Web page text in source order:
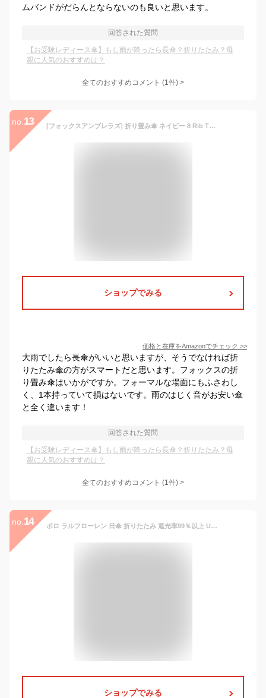
ムバンドがだらんとならないのも良いと思います。
回答された質問
【お受験レディース傘】もし雨が降ったら長傘？折りたたみ？母
親に人気のおすすめは？
全てのおすすめコメント (1件) >
no. 13 [フォックスアンブレラズ] 折り畳み傘 ネイビー 8 Rib TELESCOPIC アンブレラ TEL11 FX-138 [並行輸入品]
ショップでみる
価格と在庫をAmazonでチェック >>
大雨でしたら長傘がいいと思いますが、そうでなければ折
りたたみ傘の方がスマートだと思います。フォックスの折
り畳み傘はいかがですか。フォーマルな場面にもふさわし
く、1本持っていて損はないです。雨のはじく音がお安い傘
と全く違います！
回答された質問
【お受験レディース傘】もし雨が降ったら長傘？折りたたみ？母
親に人気のおすすめは？
全てのおすすめコメント (1件) >
no. 14 ポロ ラルフローレン 日傘 折りたたみ 遮光率99％以上 UV遮蔽率99％以上 雨の日OK 傘 レディース ブランド POLO Ralph Lauren ドット × ピコ レース 刺繍 ネイビー 紺 × ベージュ 50cm 女性 婦人 UV 晴雨兼用 遮光 遮熱 【あす楽】
ショップでみる